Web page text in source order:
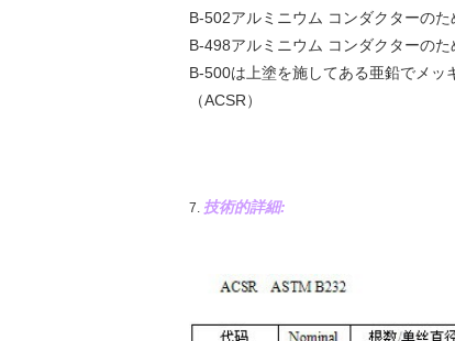
B-502アルミニウム コンダクターの
B-498アルミニウム コンダクターの
B-500は上塗を施してある亜鉛でメッ
（ACSR）
7. 技術的詳細: